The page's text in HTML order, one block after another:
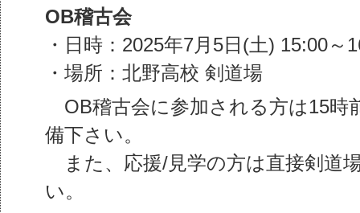
OB稽古会
・日時：2025年7月5日(土) 15:00～
・場所：北野高校 剣道場
OB稽古会に参加される方は15時
備下さい。
また、応援/見学の方は直接剣道
い。